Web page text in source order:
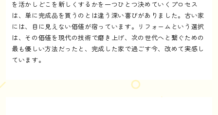
を活かしどこを新しくするかを一つひとつ決めていくプロセス
は、単に完成品を買うのとは違う深い喜びがありました。古い家
には、目に見えない価値が宿っています。リフォームという選択
は、その価値を現代の技術で磨き上げ、次の世代へと繋ぐための
最も優しい方法だったと、完成した家で過ごす今、改めて実感し
ています。